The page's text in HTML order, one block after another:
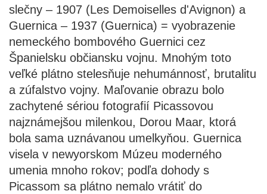
slečny – 1907 (Les Demoiselles d'Avignon) a
Guernica – 1937 (Guernica) = vyobrazenie
nemeckého bombového Guernici cez
Španielsku občiansku vojnu. Mnohým toto
veľké plátno stelesňuje nehumánnosť, brutalitu
a zúfalstvo vojny. Maľovanie obrazu bolo
zachytené sériou fotografií Picassovou
najznámejšou milenkou, Dorou Maar, ktorá
bola sama uznávanou umelkyňou. Guernica
visela v newyorskom Múzeu moderného
umenia mnoho rokov; podľa dohody s
Picassom sa plátno nemalo vrátiť do